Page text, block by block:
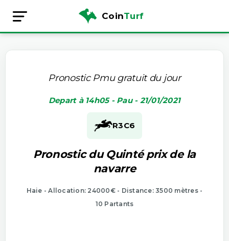
CoinTurf
Pronostic Pmu gratuit du jour
Depart à 14h05 - Pau - 21/01/2021
R3C6
Pronostic du Quinté prix de la
navarre
Haie - Allocation: 24000€ - Distance: 3500 mètres -
10 Partants